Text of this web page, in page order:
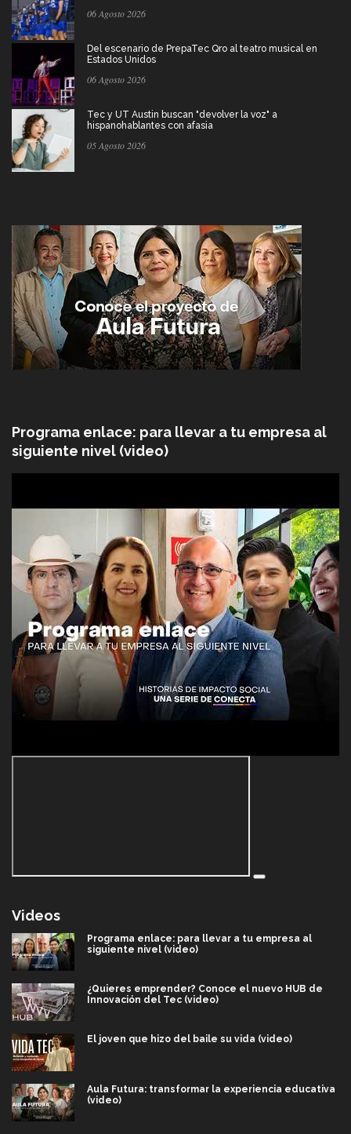
06 Agosto 2026
Del escenario de PrepaTec Qro al teatro musical en
Estados Unidos
06 Agosto 2026
Tec y UT Austin buscan "devolver la voz" a
hispanohablantes con afasia
05 Agosto 2026
Programa enlace: para llevar a tu empresa al
siguiente nivel (video)
Videos
Programa enlace: para llevar a tu empresa al
siguiente nivel (video)
¿Quieres emprender? Conoce el nuevo HUB de
Innovación del Tec (video)
El joven que hizo del baile su vida (video)
Aula Futura: transformar la experiencia educativa
(video)